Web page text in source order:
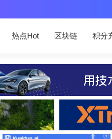
热点Hot 区块链 积分